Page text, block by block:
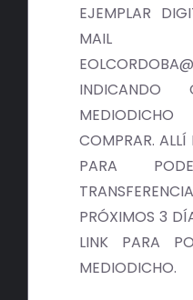
EJEMPLAR
COMPRAR. ALLÍ
PARA
PRÓXIMOS 3
LINK PARA
MEDIODICHO.